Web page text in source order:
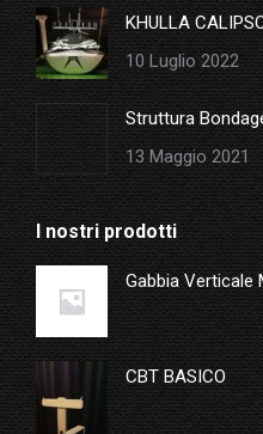
KHULLA
10 Luglio 2022
Struttura
13 Maggio 2021
I nostri prodotti
Gabbia Verticale
CBT BASICO